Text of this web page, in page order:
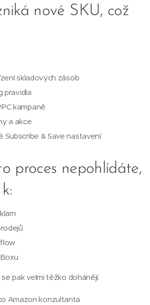
nové SKU, což
skladových zásob
pravidla
kampaně
a akce
Subscribe & Save nastavení
proces nepohlídáte,
pak velmi těžko dohánějí.
Amazon konzultanta